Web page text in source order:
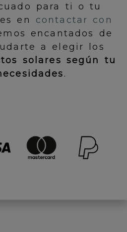
para ti o tu
en contactar con
encantados de
a elegir los
solares según tu
.